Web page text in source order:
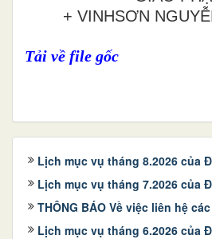
+ VINHSƠN
Tải về file gốc
Lịch mục vụ tháng 8.2026 của
Lịch mục vụ tháng 7.2026 của
THÔNG BÁO Về việc liên hệ
Lịch mục vụ tháng 6.2026 của